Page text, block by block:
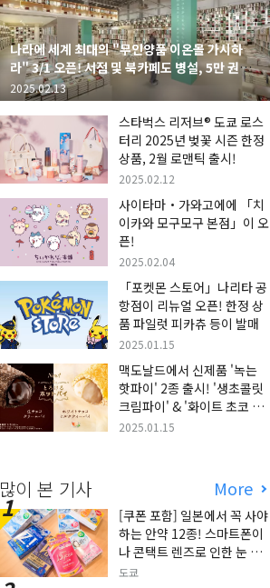
나라에 세계 최대의 "무인양품 이온몰 가시하
라" 3/1 오픈! 서점 및 북카페도 병설, 5만 권의
"가시하라 서점"도 출점
2025.02.13
스타벅스 리저브® 도쿄 로스
터리 2025년 벚꽃 시즌 한정
상품, 2월 로맨틱 출시!
2025.02.12
사이타마・가와고에에 「치
이카와 모구모구 본점」이 오
픈!
2025.02.04
「포켓몬 스토어」나리타 공
항점이 리뉴얼 오픈! 한정 상
품 파일럿 피카츄 등이 발매
2025.01.15
맥도날드에서 신제품 '녹는
핫파이' 2종 출시! '생초콜릿
크림파이' & '화이트 초코 밀
크티 파이' 출시!
2025.01.15
많이 본 기사 More
[쿠폰 포함] 일본에서 꼭 사야
하는 안약 12종! 스마트폰이
나 콘택트 렌즈로 인한 눈 피
로에 최적!
도쿄